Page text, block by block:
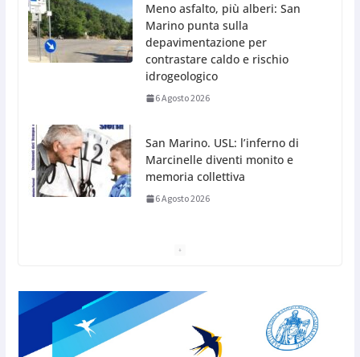
Meno asfalto, più alberi: San
Marino punta sulla
depavimentazione per
contrastare caldo e rischio
idrogeologico
6 Agosto 2026
San Marino. USL: l’inferno di
Marcinelle diventi monito e
memoria collettiva
6 Agosto 2026
approvato
6 Agosto 2026